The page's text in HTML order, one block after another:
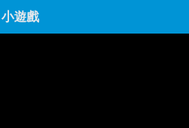
小遊戲